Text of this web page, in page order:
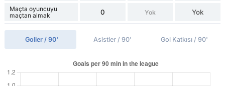
Maçta oyuncuyu
maçtan almak
0 Yok Yok
Goller / 90' Asistler / 90' Gol Katkısı / 90'